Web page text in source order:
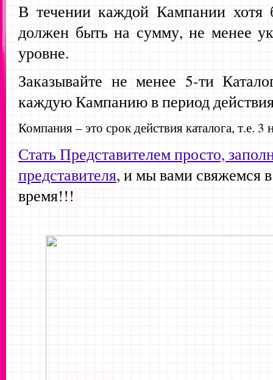
В течении каждой Кампании
должен быть на сумму, не менее
уровне.
Заказывайте не менее 5-ти
каждую Кампанию в период
Компания – это срок действия каталога, т.е. 3
Стать Представителем просто,
представителя, и мы вами свяжемся
время!!!